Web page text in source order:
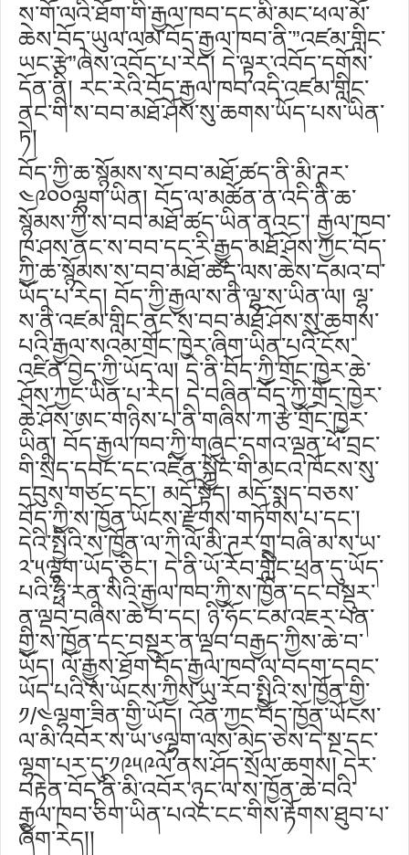
ས་གོ་ལའི་ཐོག་གི་རྒྱལ་ཁབ་དང་མི་མང་ཕལ་མོ་
ཆེས་བོད་ཡུལ་ལམ་བོད་རྒྱལ་ཁབ་ནི་”འཛམ་གླིང་
ཡང་རྩེ”ཞེས་འབོད་པ་རེད། དེ་ལྟར་འབོད་དགོས་
དོན་ནི། རང་རེའི་བོད་རྒྱལ་ཁབ་འདི་འཛམ་གླིང་
ནང་གི་ས་བབ་མཐོ་ཤོས་སུ་ཆགས་ཡོད་པས་ཡིན་
ཏེ།
བོད་ཀྱི་ཆ་སྙོམས་ས་བབ་མཐོ་ཚད་ནི་མི་ཊར་
༤༩༠༠ལྷག་ཡིན། བོད་ལ་མཚོན་ན་འདི་ནི་ཆ་
སྙོམས་ཀྱི་ས་བབ་མཐོ་ཚད་ཡིན་ནའང༌། རྒྱལ་ཁབ་
ཁ་ཤས་ནང་ས་བབ་དང་རི་རྒྱུད་མཐོ་ཤོས་ཀྱང་བོད་
ཀྱི་ཆ་སྙོམས་ས་བབ་མཐོ་ཚད་ལས་ཆེས་དམའ་བ་
ཡོད་པ་རེད། བོད་ཀྱི་རྒྱལ་ས་ནི་ལྷ་ས་ཡིན་ལ། ལྷ་
ས་ནི་འཛམ་གླིང་ནང་ས་བབ་མཐོ་ཤོས་སུ་ཆགས་
པའི་རྒྱལ་སའམ་གྲོང་ཁྱེར་ཞིག་ཡིན་པའི་ངོས་
འཛིན་བྱེད་ཀྱི་ཡོད་ལ། དེ་ནི་བོད་ཀྱི་གྲོང་ཁྱེར་ཆེ་
ཤོས་ཀྱང་ཡིན་པ་རེད། དེ་བཞིན་བོད་ཀྱི་གྲོང་ཁྱེར་
ཆེ་ཤོས་ཨང་གཉིས་པ་ནི་གཞིས་ཀ་རྩེ་གྲོང་ཁྱེར་
ཡིན། བོད་རྒྱལ་ཁབ་ཀྱི་གཞུང་དགའ་ལྡན་ཕོ་བྲང་
གི་སྲིད་དབང་དང་འཛིན་སྐྱོང་གི་མངའ་ཁོངས་སུ་
དབུས་གཙང་དང༌། མདོ་སྟོད། མདོ་སྨད་བཅས་
བོད་ཀྱི་ས་ཁྱོན་ཡོངས་རྫོགས་གཏོགས་པ་དང༌།
དེའི་སྤྱིའི་ས་ཁྱོན་ལ་ཀི་ལོ་མི་ཊར་གྲུ་བཞི་མ་ས་ཡ་
༢་༥ལྷག་ཡོད་ཅིང༌། དེ་ནི་ཡོ་རོབ་གླིང་ཕྲན་དུ་ཡོད་
པའི་ཧྥི་རན་སིའི་རྒྱལ་ཁབ་ཀྱི་ས་ཁྱོན་དང་བསྡུར་
ན་ལྡབ་བཞིས་ཆེ་བ་དང། ཉི་ཧོང་ངམ་འཇར་པན་
གྱི་ས་ཁྱོན་དང་བསྡུར་ན་ལྡབ་བརྒྱད་ཀྱིས་ཆེ་བ་
ཡོད། ལོ་རྒྱུས་ཐོག་བོད་རྒྱལ་ཁབ་ལ་བདག་དབང་
ཡོད་པའི་ས་ཡོངས་ཀྱིས་ཡུ་རོབ་སྤྱིའི་ས་ཁྱོན་གྱི་
༡/༤ལྷག་ཟིན་གྱི་ཡོད། འོན་ཀྱང་བོད་ཁྱོན་ཡོངས་
ལ་མི་འབོར་ས་ཡ་༦ལྷག་ལས་མེད་ཅེས་དེ་སྔ་དང་
ལྷག་པར་དུ་༡༩༥༩ལོ་ནས་ཤོད་སྲོལ་ཆགས། དེར་
བརྟེན་བོད་ནི་མི་འབོར་ཉུང་ལ་ས་ཁྱོན་ཆེ་བའི་
རྒྱལ་ཁབ་ཅིག་ཡིན་པའང་ངང་གིས་རྟོགས་ཐུབ་པ་
ཞིག་རེད།།